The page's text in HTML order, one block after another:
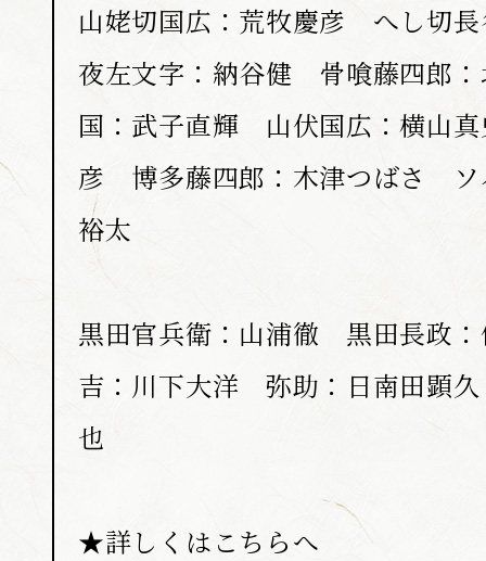
山姥切国広：荒牧慶彦 へし切
夜左文字：納谷健 骨喰藤四郎
国：武子直輝 山伏国広：横山
彦 博多藤四郎：木津つばさ ソ
裕太
黒田官兵衛：山浦徹 黒田長政
吉：川下大洋 弥助：日南田顕
也
★詳しくはこちらへ